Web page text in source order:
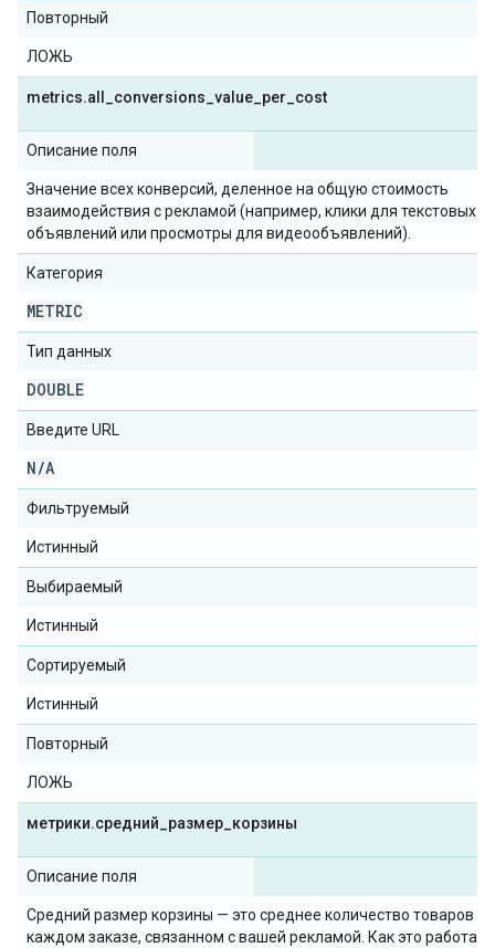
Повторный
ЛОЖЬ
metrics.all conversions value per cost
Описание поля
Значение всех конверсий, деленное на общую стоимость
взаимодействия с рекламой (например, клики для текстовых
объявлений или просмотры для видеообъявлений).
Категория
METRIC
Тип данных
DOUBLE
Введите URL
N/A
Фильтруемый
Истинный
Выбираемый
Истинный
Сортируемый
Истинный
Повторный
ЛОЖЬ
метрики.средний размер корзины
Описание поля
Средний размер корзины — это среднее количество товаров в
каждом заказе, связанном с вашей рекламой. Как это